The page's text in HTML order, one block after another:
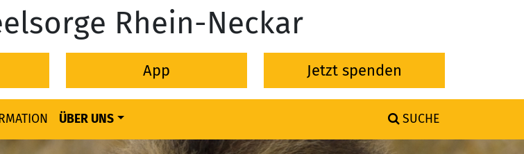
Rhein-Neckar
App Jetzt spenden
ÜBER UNS SUCHE